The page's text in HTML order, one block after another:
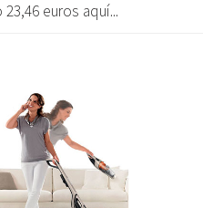
euros aquí...